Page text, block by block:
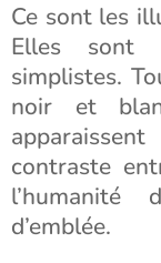
Ce sont les
Elles sont
simplistes.
noir et
contraste
l’humanité
d’emblée.